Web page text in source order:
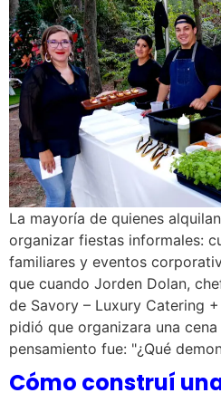
La mayoría de quienes
organizar fiestas informales:
familiares y eventos
que cuando Jorden Dolan,
de Savory – Luxury Catering
pidió que organizara una
pensamiento fue: "¿Qué
Cómo construí